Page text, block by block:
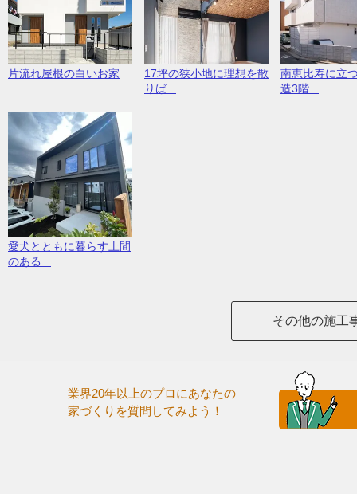
片流れ屋根の白いお家
17坪の狭小地に理想を散
りば...
南恵比寿に立
造3階...
愛犬とともに暮らす土間
のある...
その他の施工
業界20年以上のプロにあなたの
家づくりを質問してみよう！